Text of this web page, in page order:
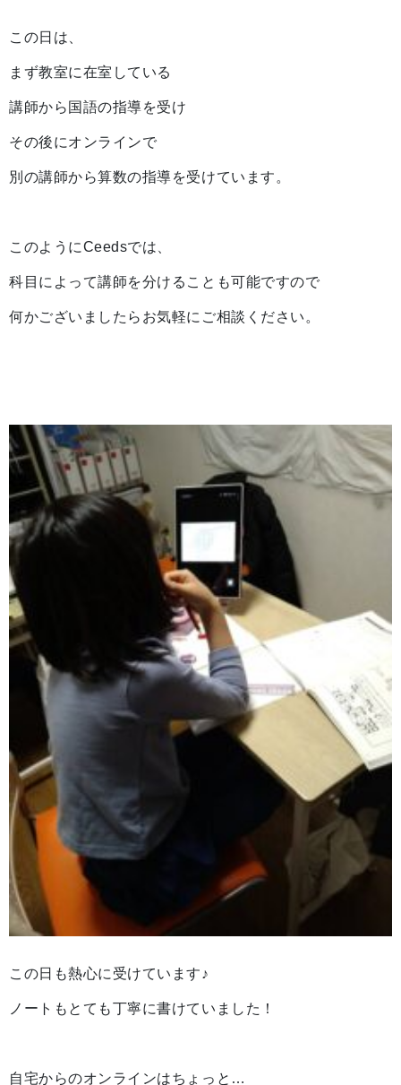
この日は、
まず教室に在室している
講師から国語の指導を受け
その後にオンラインで
別の講師から算数の指導を受けています。
このようにCeedsでは、
科目によって講師を分けることも可能ですので
何かございましたらお気軽にご相談ください。
この日も熱心に受けています♪
ノートもとても丁寧に書けていました！
自宅からのオンラインはちょっと…